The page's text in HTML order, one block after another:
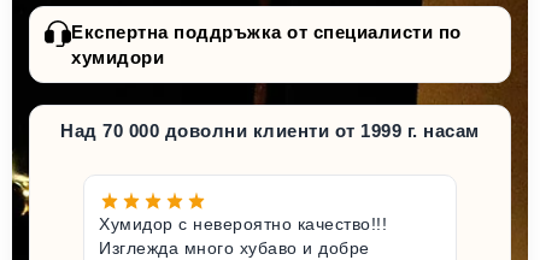
Експертна поддръжка от специалисти по
хумидори
Над 70 000 доволни клиенти от 1999 г. насам
Хумидор с невероятно качество!!!
Изглежда много хубаво и добре